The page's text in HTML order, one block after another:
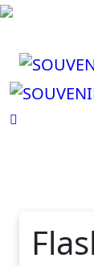
Lewati